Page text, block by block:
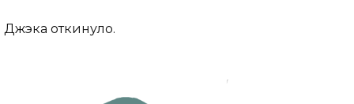
Джэка откинуло.